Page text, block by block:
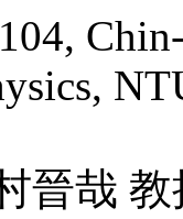
Chin-
哉 教